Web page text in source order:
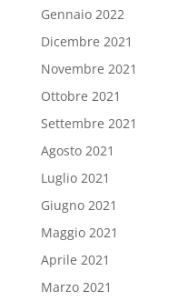
Gennaio 2022
Dicembre 2021
Novembre 2021
Ottobre 2021
Settembre 2021
Agosto 2021
Luglio 2021
Giugno 2021
Maggio 2021
Aprile 2021
Marzo 2021